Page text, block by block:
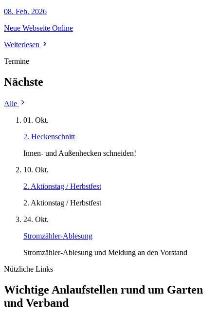
08. Feb. 2026
Neue Webseite Online
Weiterlesen
Termine
Nächste
Alle
01. Okt.
2. Heckenschnitt
Innen- und Außenhecken schneiden!
10. Okt.
2. Aktionstag / Herbstfest
2. Aktionstag / Herbstfest
24. Okt.
Stromzähler-Ablesung
Stromzähler-Ablesung und Meldung an den Vorstand
Nützliche Links
Wichtige Anlaufstellen rund um Garten
und Verband